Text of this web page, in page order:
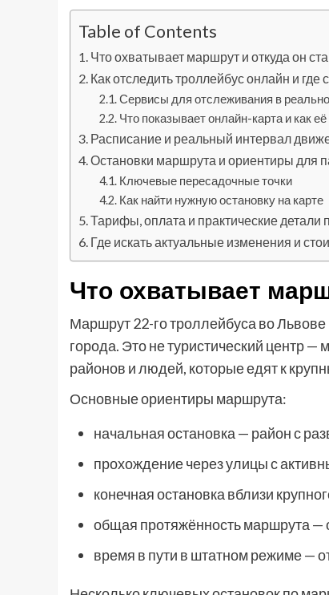
Table of Contents
Что охватывает маршрут и откуда он
Как отследить троллейбус онлайн и где
Сервисы для отслеживания в
Что показывает онлайн-карта и как её
Расписание и реальный интервал
Остановки маршрута и ориентиры для
Ключевые пересадочные точки
Как найти нужную остановку на карте
Тарифы, оплата и практические детали
Где искать актуальные изменения и
Что охватывает
Маршрут 22-го троллейбуса во Львове
города. Это не туристический центр
районов и людей, которые едят к
Основные ориентиры маршрута:
начальная остановка — район с
прохождение через улицы с
конечная остановка вблизи
общая протяжённость маршрута —
время в пути в штатном режиме —